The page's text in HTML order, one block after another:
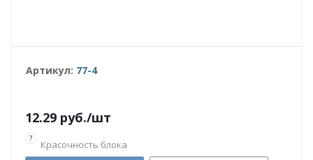
Артикул: 77-4
12.29 руб./шт
?
Красочность блока